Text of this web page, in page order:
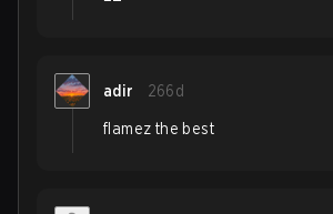
adir 266d
flamez the best